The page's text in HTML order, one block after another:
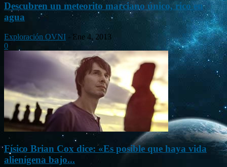
Descubren un meteorito marciano único, rico en
agua
Exploración OVNI - Ene 4, 2013
0
Físico Brian Cox dice: «Es posible que haya vida
alienígena bajo...